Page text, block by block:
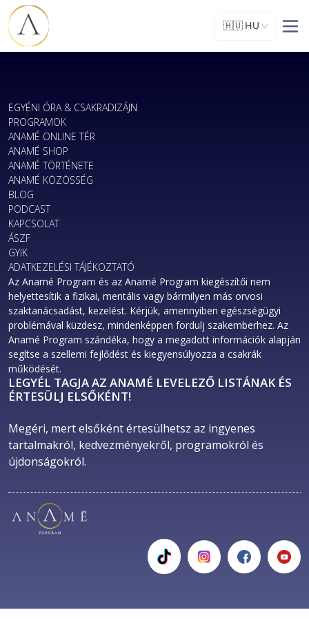
🇭🇺 HU
EGYÉNI ÓRA & CSAKRADIZÁJN
PROGRAMOK
ANAMÉ ONLINE TÉR
ANAMÉ SHOP
ANAMÉ TÖRTÉNETE
ANAMÉ KÖZÖSSÉG
BLOG
PODCAST
KAPCSOLAT
ÁSZF
GYIK
ADATKEZELÉSI TÁJÉKOZTATÓ
Az Anamé Program és az Anamé Program kiegészítői nem
helyettesítik a fizikai, mentális vagy bármilyen más orvosi
szaktanácsadást, kezelést. Kérjük, amennyiben egészségügyi
problémával küzdesz, mindenképpen fordulj szakemberhez. Az
Anamé Program szándéka, hogy a megadott információk alapján
segítse a szellemi fejlődést és kiegyensúlyozza a csakrák
működését.
LEGYÉL TAGJA AZ ANAMÉ LEVELEZŐ LISTÁNAK ÉS
ÉRTESÜLJ ELSŐKÉNT!
Megéri, mert elsőként értesülhetsz az ingyenes
tartalmakról, kedvezményekről, programokról és
újdonságokról.